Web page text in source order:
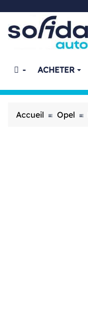
- ACHETER
Accueil Opel